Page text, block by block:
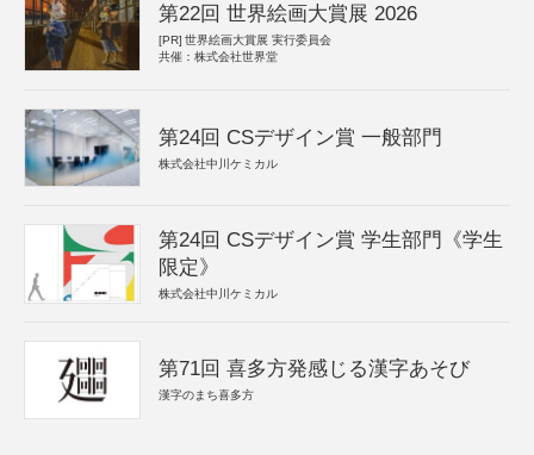
第22回 世界絵画大賞展 2026
[PR] 世界絵画大賞展 実行委員会
共催：株式会社世界堂
第24回 CSデザイン賞 一般部門
株式会社中川ケミカル
第24回 CSデザイン賞 学生部門《学生
限定》
株式会社中川ケミカル
第71回 喜多方発感じる漢字あそび
漢字のまち喜多方